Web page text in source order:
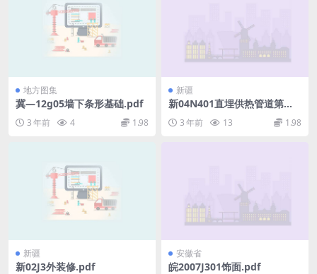
地方图集
冀—12g05墙下条形基础.pdf
3 年前 4 1.98
新疆
新04N401直埋供热管道第一
3 年前 13 1.98
新疆
新02J3外装修.pdf
安徽省
皖2007J301饰面.pdf